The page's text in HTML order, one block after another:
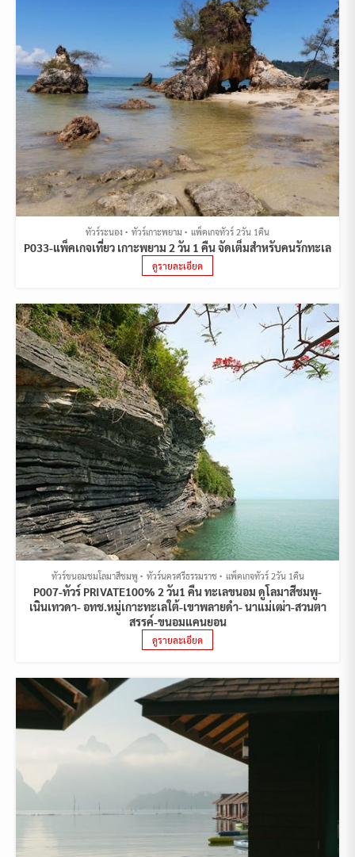
ทัวร์ระนอง ทัวร์เกาะพยาม แพ็คเกจทัวร์ 2วัน 1คืน
P033-แพ็คเกจเที่ยว เกาะพยาม 2 วัน 1 คืน จัดเต็มสำหรับคนรักทะเล
ดูรายละเอียด
ทัวร์ขนอมชมโลมาสีชมพู ทัวร์นครศรีธรรมราช แพ็คเกจทัวร์ 2วัน 1คืน
P007-ทัวร์ PRIVATE100% 2 วัน1 คืน ทะเลขนอม ดูโลมาสีชมพู-
เนินเทวดา- อทช.หมู่เกาะทะเลใต้-เขาพลายดำ- นาแม่เฒ่า-สวนตา
สรรค์-ขนอมแคนยอน
ดูรายละเอียด